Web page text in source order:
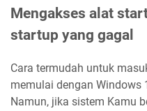
Mengakses alat
startup yang gagal
Cara termudah untuk
memulai dengan Windows
Namun, jika sistem Kamu